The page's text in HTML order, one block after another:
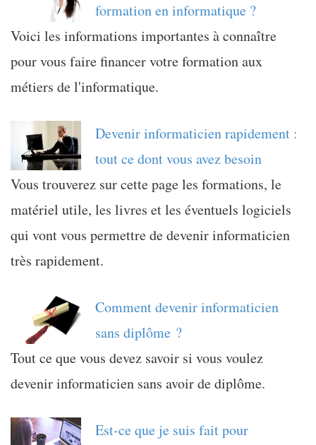
formation en informatique ?
Voici les informations importantes à connaître
pour vous faire financer votre formation aux
métiers de l'informatique.
Devenir informaticien rapidement :
tout ce dont vous avez besoin
Vous trouverez sur cette page les formations, le
matériel utile, les livres et les éventuels logiciels
qui vont vous permettre de devenir informaticien
très rapidement.
Comment devenir informaticien
sans diplôme ?
Tout ce que vous devez savoir si vous voulez
devenir informaticien sans avoir de diplôme.
Est-ce que je suis fait pour